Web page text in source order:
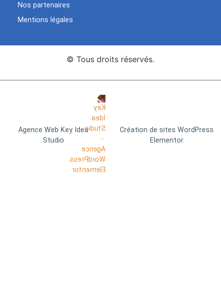
Nos partenaires
Mentions légales
© Tous droits réservés.
Agence Web Key Idea
Studio
Création de sites WordPress
Elementor